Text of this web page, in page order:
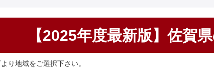
【2025年度最新版】佐賀
り地域をご選択下さい。